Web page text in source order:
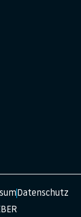
Datenschutz